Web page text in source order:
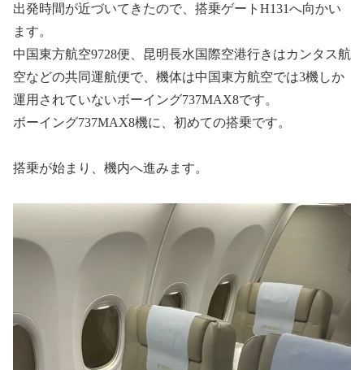
出発時間が近づいてきたので、搭乗ゲートH131へ向かい
ます。
中国東方航空9728便、昆明長水国際空港行きはカンタス航
空などの共同運航便で、機体は中国東方航空では3機しか
運用されていないボーイング737MAX8です。
ボーイング737MAX8機に、初めての搭乗です。
搭乗が始まり、機内へ進みます。